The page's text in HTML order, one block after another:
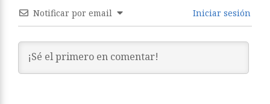
Notificar por email Iniciar sesión